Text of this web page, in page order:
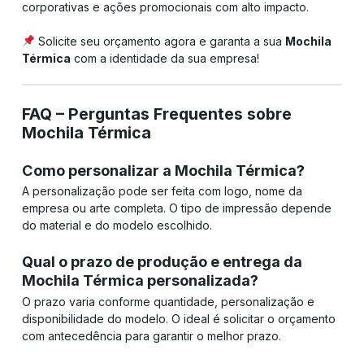
corporativas e ações promocionais com alto impacto.
Solicite seu orçamento agora e garanta a sua Mochila
Térmica com a identidade da sua empresa!
FAQ – Perguntas Frequentes sobre
Mochila Térmica
Como personalizar a Mochila Térmica?
A personalização pode ser feita com logo, nome da
empresa ou arte completa. O tipo de impressão depende
do material e do modelo escolhido.
Qual o prazo de produção e entrega da
Mochila Térmica personalizada?
O prazo varia conforme quantidade, personalização e
disponibilidade do modelo. O ideal é solicitar o orçamento
com antecedência para garantir o melhor prazo.